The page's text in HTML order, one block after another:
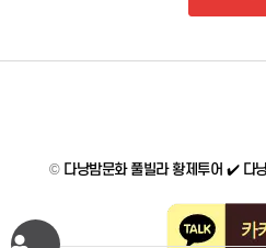
© 다낭밤문화 풀빌라 황제투어 ✔️ 다